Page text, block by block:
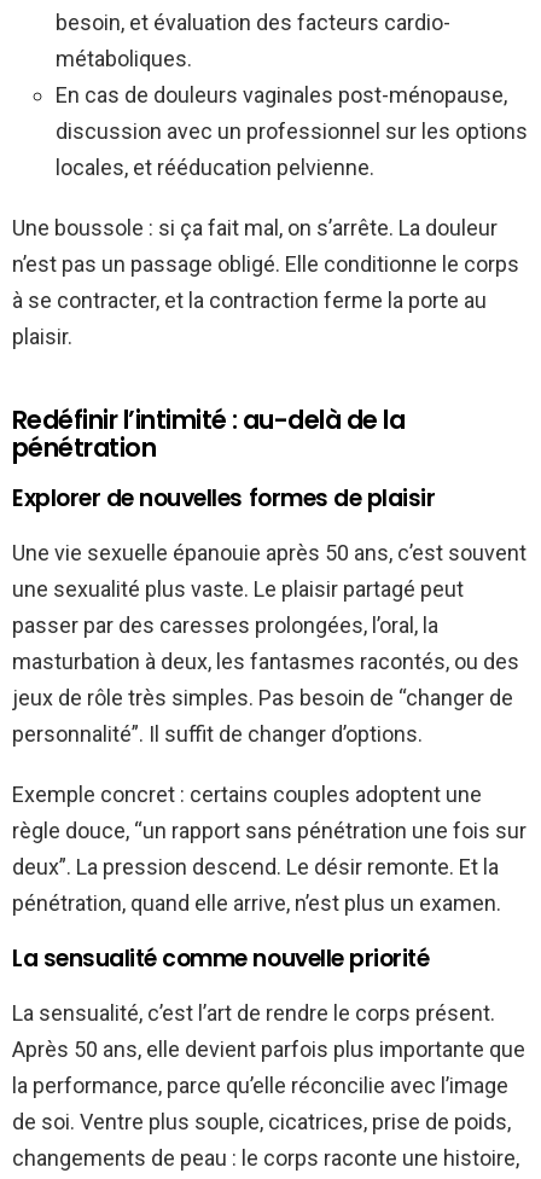
besoin, et évaluation des facteurs cardio-
métaboliques.
En cas de douleurs vaginales post-ménopause,
discussion avec un professionnel sur les options
locales, et rééducation pelvienne.
Une boussole : si ça fait mal, on s’arrête. La douleur
n’est pas un passage obligé. Elle conditionne le corps
à se contracter, et la contraction ferme la porte au
plaisir.
Redéfinir l’intimité : au-delà de la
pénétration
Explorer de nouvelles formes de plaisir
Une vie sexuelle épanouie après 50 ans, c’est souvent
une sexualité plus vaste. Le plaisir partagé peut
passer par des caresses prolongées, l’oral, la
masturbation à deux, les fantasmes racontés, ou des
jeux de rôle très simples. Pas besoin de “changer de
personnalité”. Il suffit de changer d’options.
Exemple concret : certains couples adoptent une
règle douce, “un rapport sans pénétration une fois sur
deux”. La pression descend. Le désir remonte. Et la
pénétration, quand elle arrive, n’est plus un examen.
La sensualité comme nouvelle priorité
La sensualité, c’est l’art de rendre le corps présent.
Après 50 ans, elle devient parfois plus importante que
la performance, parce qu’elle réconcilie avec l’image
de soi. Ventre plus souple, cicatrices, prise de poids,
changements de peau : le corps raconte une histoire,